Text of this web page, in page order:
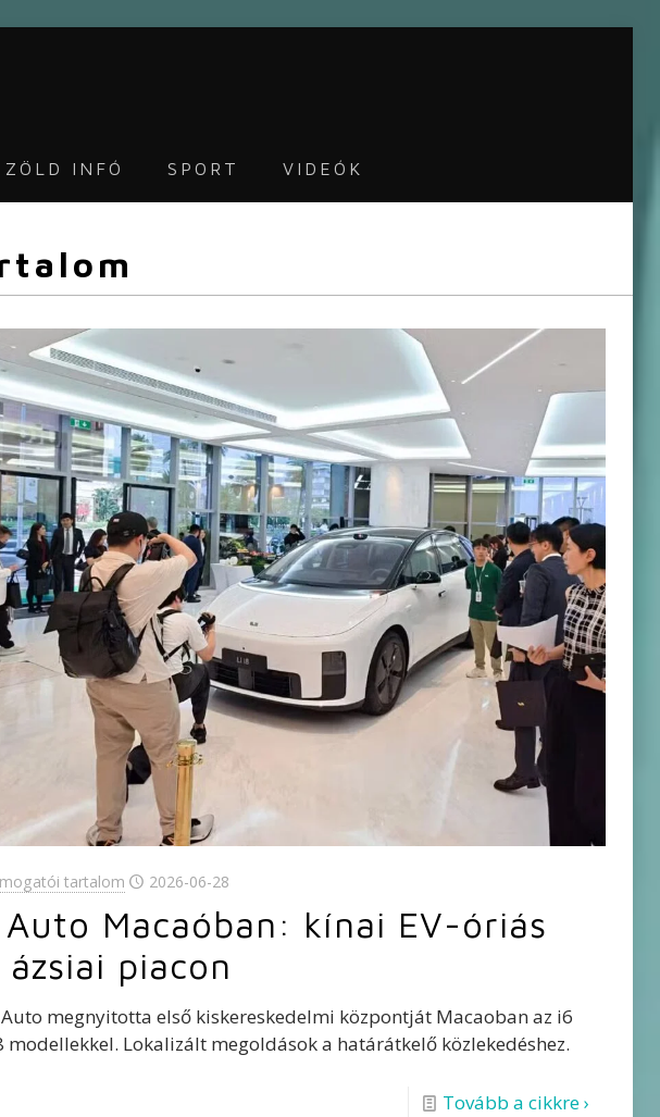
ZÖLD INFÓ SPORT VIDEÓK
tartalom 2026-06-28
Auto Macaóban: kínai EV-óriás
ázsiai piacon
megnyitotta első kiskereskedelmi központját Macaoban az i6
modellekkel. Lokalizált megoldások a határátkelő közlekedéshez.
Tovább a cikkre ›